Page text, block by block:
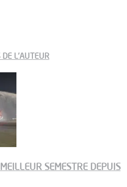
DE L'AUTEUR
SEMESTRE DEPUIS